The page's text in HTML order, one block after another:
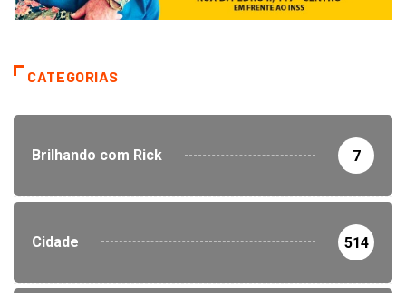
CATEGORIAS
Brilhando com Rick 7
Cidade 514